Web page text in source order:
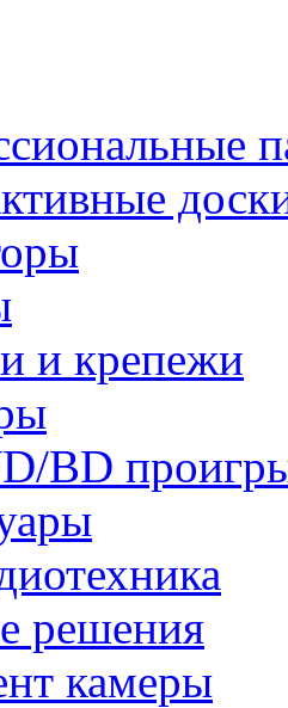
и крепежи
BD
решения
камеры